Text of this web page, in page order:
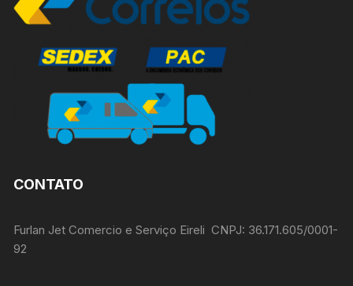
CONTATO
Furlan Jet Comercio e Serviço Eireli CNPJ: 36.171.605/0001-
92